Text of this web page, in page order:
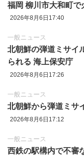
福岡 柳川市大和町で
2026年8月6日17:40
一般ニュース
北朝鮮の弾道ミサイ
られる 海上保安庁
2026年8月6日17:26
一般ニュース
北朝鮮から弾道ミサ
2026年8月6日17:12
一般ニュース
西鉄の駅構内で不審